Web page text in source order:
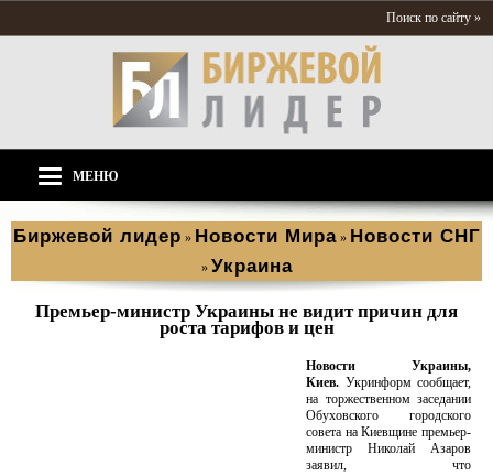
Поиск по сайту »
МЕНЮ
Биржевой лидер » Новости Мира » Новости СНГ
» Украина
Премьер-министр Украины не видит причин для
роста тарифов и цен
Новости Украины,
Киев. Укринформ сообщает,
на торжественном заседании
Обуховского городского
совета на Киевщине премьер-
министр Николай Азаров
заявил, что